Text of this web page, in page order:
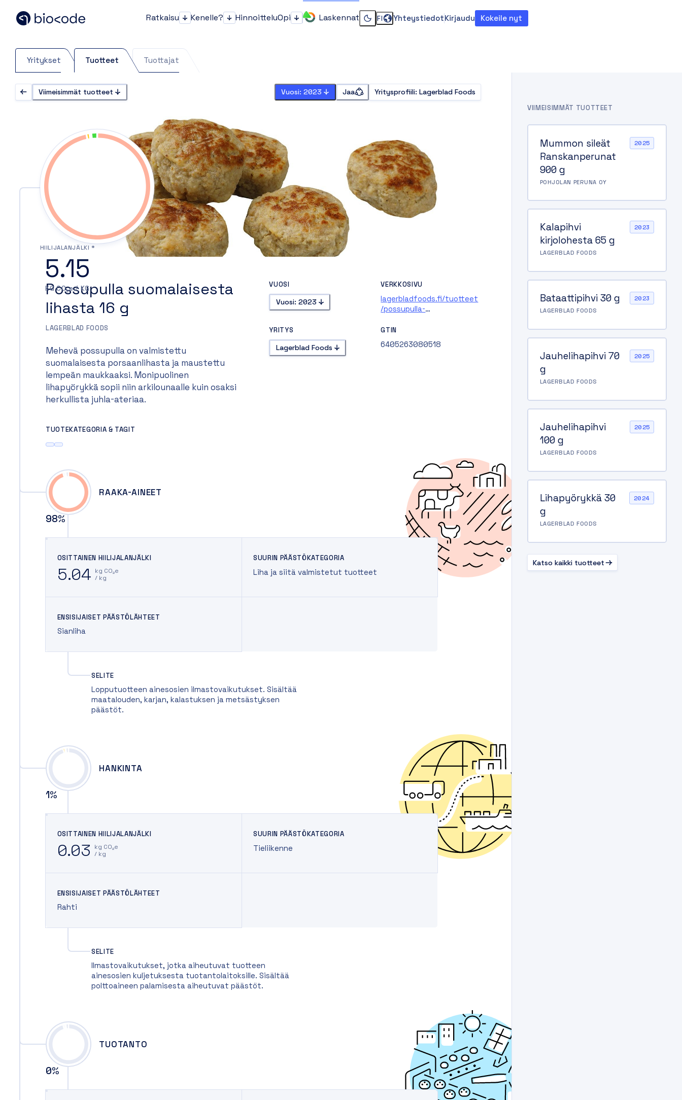
Ratkaisu Ratkaisu
Kenelle? Kenelle?
HinnoitteluOpi Opi Laskennat
Vaihda dark tai light teema
FI YhteystiedotKirjaudu Kokeile nyt
Yritykset Tuotteet Tuottajat
Viimeisimmät tuotteet Vuosi: 2023 Jaa Yritysprofiili: Lagerblad Foods
HIILIJALANJÄLKI *
5.15
KG CO₂e / KG
Possupulla suomalaisesta
lihasta 16 g
LAGERBLAD FOODS
Mehevä possupulla on valmistettu
suomalaisesta porsaanlihasta ja maustettu
lempeän maukkaaksi. Monipuolinen
lihapyörykkä sopii niin arkilounaalle kuin osaksi
herkullista juhla-ateriaa.
VUOSI
Vuosi: 2023
VERKKOSIVU
lagerbladfoods.fi/tuotteet
/possupulla-
g
YRITYS
Lagerblad Foods
GTIN
6405263080518
TUOTEKATEGORIA & TAGIT
98%
RAAKA-AINEET
OSITTAINEN HIILIJALANJÄLKI
5.04 kg CO₂e
/ kg
SUURIN PÄÄSTÖKATEGORIA
Liha ja siitä valmistetut tuotteet
ENSISIJAISET PÄÄSTÖLÄHTEET
Sianliha
SELITE
Lopputuotteen ainesosien ilmastovaikutukset. Sisältää
maatalouden, karjan, kalastuksen ja metsästyksen
päästöt.
1%
HANKINTA
OSITTAINEN HIILIJALANJÄLKI
0.03
kg CO₂e
/ kg
SUURIN PÄÄSTÖKATEGORIA
Tieliikenne
ENSISIJAISET PÄÄSTÖLÄHTEET
Rahti
SELITE
Ilmastovaikutukset, jotka aiheutuvat tuotteen
ainesosien kuljetuksesta tuotantolaitoksille. Sisältää
polttoaineen palamisesta aiheutuvat päästöt.
0%
TUOTANTO
VIIMEISIMMÄT TUOTTEET
2025
Mummon sileät
Ranskanperunat
900 g
POHJOLAN PERUNA OY
2023
Kalapihvi
kirjolohesta 65 g
LAGERBLAD FOODS
2023
Bataattipihvi 30 g
LAGERBLAD FOODS
2025
Jauhelihapihvi 70
g
LAGERBLAD FOODS
2025
Jauhelihapihvi
100 g
LAGERBLAD FOODS
2024
Lihapyörykkä 30
g
LAGERBLAD FOODS
Katso kaikki tuotteet